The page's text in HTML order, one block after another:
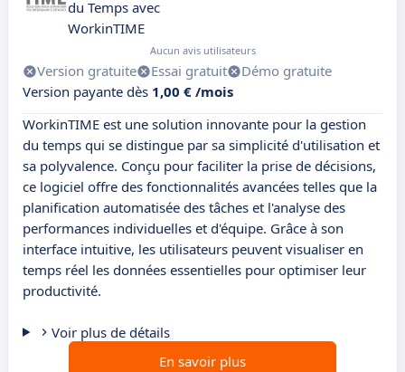
du Temps avec
WorkinTIME
Aucun avis utilisateurs
Version gratuite Essai gratuit
Démo gratuite
Version payante dès 1,00 € /mois
WorkinTIME est une solution innovante pour la gestion
du temps qui se distingue par sa simplicité d'utilisation et
sa polyvalence. Conçu pour faciliter la prise de décisions,
ce logiciel offre des fonctionnalités avancées telles que la
planification automatisée des tâches et l'analyse des
performances individuelles et d'équipe. Grâce à son
interface intuitive, les utilisateurs peuvent visualiser en
temps réel les données essentielles pour optimiser leur
productivité.
Voir plus de détails
En savoir plus